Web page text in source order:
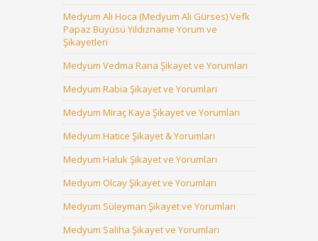
Medyum Ali Hoca (Medyum Ali Gürses) Vefk
Papaz Büyüsü Yıldızname Yorum ve
Şikayetleri
Medyum Vedma Rana Şikayet ve Yorumları
Medyum Rabia Şikayet ve Yorumları
Medyum Miraç Kaya Şikayet ve Yorumları
Medyum Hatice Şikayet & Yorumları
Medyum Haluk Şikayet ve Yorumları
Medyum Olcay Şikayet ve Yorumları
Medyum Süleyman Şikayet ve Yorumları
Medyum Saliha Şikayet ve Yorumları